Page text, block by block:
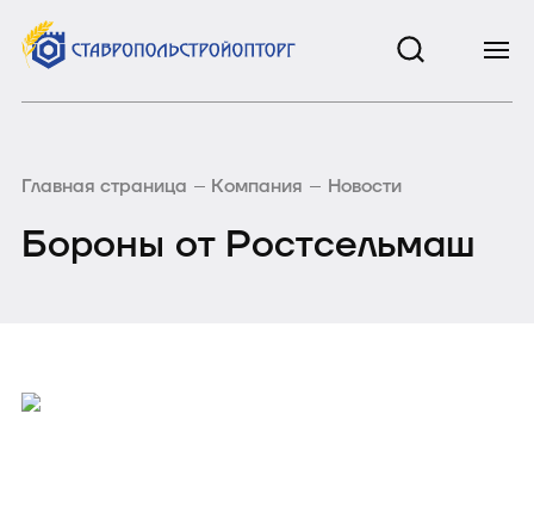
Главная страница Компания Новости
Бороны от Ростсельмаш